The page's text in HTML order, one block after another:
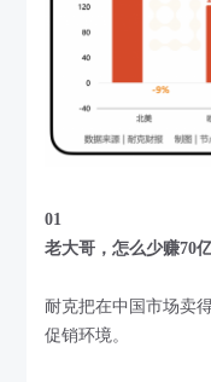
01
老大哥，怎么少赚70
耐克把在中国市场卖
促销环境。